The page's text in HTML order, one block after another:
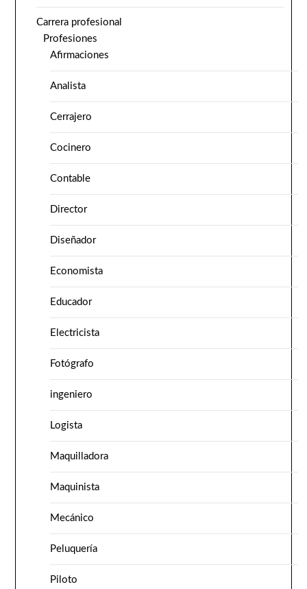
Carrera profesional
Profesiones
Afirmaciones
Analista
Cerrajero
Cocinero
Contable
Director
Diseñador
Economista
Educador
Electricista
Fotógrafo
ingeniero
Logista
Maquilladora
Maquinista
Mecánico
Peluquería
Piloto